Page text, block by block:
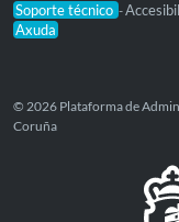
Soporte técnico -
Axuda
© 2026 Plataforma de
Coruña